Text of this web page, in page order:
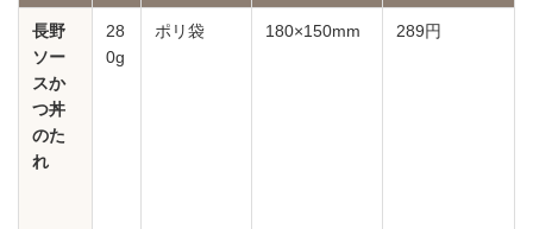
長野
ソー
スか
つ丼
のた
れ
28
0g
ポリ袋 180×150mm 289円